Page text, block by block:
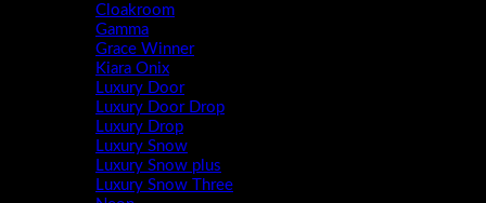
Cloakroom
Gamma
Grace Winner
Kiara Onix
Luxury Door
Luxury Door Drop
Luxury Drop
Luxury Snow
Luxury Snow plus
Luxury Snow Three